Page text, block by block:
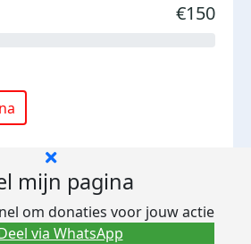
€150
mijn pagina
om donaties voor jouw actie
via WhatsApp